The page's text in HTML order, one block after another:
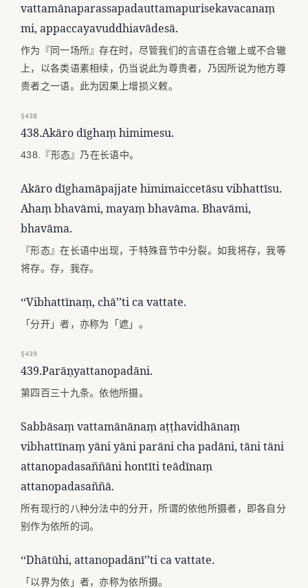
vattamānaparassapadauttamapurisekavacanaṃ
mi, appaccayavuddhiavādesā.
作为『同一场所』存在时，尽管我们的言语在合辙上或不合辙
上，以各类语素相续，仍当说此为尊贵者，乃因所说为他方尊
贵者之一语。此为因果上增损义敕。
§438
438.Akāro dīghaṃ himimesu.
438.『形态』乃在长语中。
Akāro dīghamāpajjate himimaiccetāsu vibhattīsu.
Ahaṃ bhavāmi, mayaṃ bhavāma. Bhavāmi,
bhavāma.
『形态』在长语中出现，于特殊音节中分裂。如我将存，我等
将存。存，我存。
‘‘Vibhattīnaṃ, chā’’ti ca vattate.
「分开」者，亦称为「遮」。
§439
439.Parāṇyattanopadāni.
第四百三十九条。依他所摄。
Sabbāsaṃ vattamānānaṃ aṭṭhavidhānaṃ
vibhattīnaṃ yāni yāni parāni cha padāni, tāni tāni
attanopadasaññāni hontīti teādīnaṃ
attanopadasaññā.
所有现行的八种分法中的分开，所谓的依他所摄者，即各自分
别作为依所的词。
‘‘Dhātūhi, attanopadānī’’ti ca vattate.
「以界为依」者，亦称为依所摄。